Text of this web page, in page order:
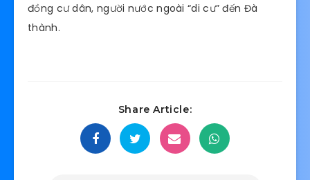
đồng cư dân, người nước ngoài “di cư” đến Đà
thành.
Share Article: